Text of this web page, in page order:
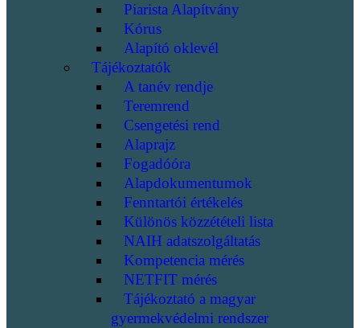
Piarista Alapítvány
Kórus
Alapító oklevél
Tájékoztatók
A tanév rendje
Teremrend
Csengetési rend
Alaprajz
Fogadóóra
Alapdokumentumok
Fenntartói értékelés
Különös közzétételi lista
NAIH adatszolgáltatás
Kompetencia mérés
NETFIT mérés
Tájékoztató a magyar
gyermekvédelmi rendszer